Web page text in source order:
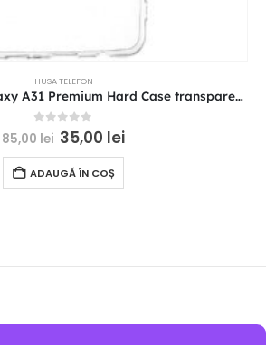
HUSA TELEFON
Husa Samsung Galaxy A31 Premium Hard Case transparenta GP-FPA315WSATW
0out of 5
85,00lei 35,00 lei
ADAUGĂ ÎN COȘ